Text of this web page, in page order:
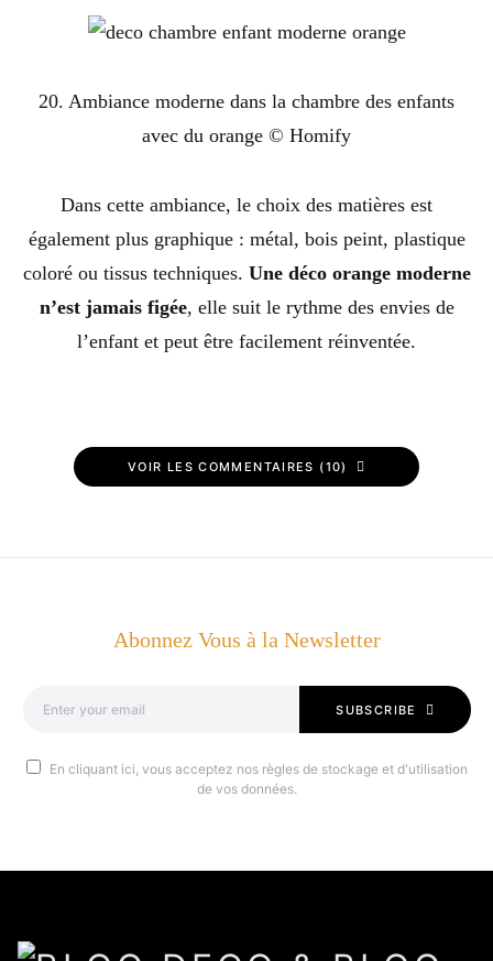
20. Ambiance moderne dans la chambre des enfants
avec du orange © Homify
Dans cette ambiance, le choix des matières est
également plus graphique : métal, bois peint, plastique
coloré ou tissus techniques. Une déco orange moderne
n’est jamais figée, elle suit le rythme des envies de
l’enfant et peut être facilement réinventée.
VOIR LES COMMENTAIRES (10)
Abonnez Vous à la Newsletter
SUBSCRIBE
En cliquant ici, vous acceptez nos règles de stockage et d'utilisation
de vos données.